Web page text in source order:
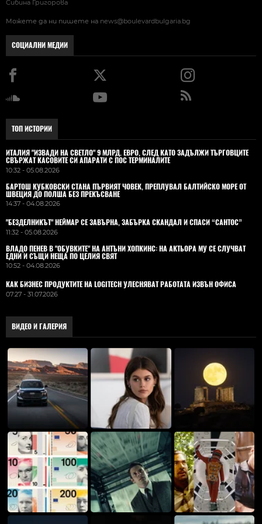
Сибина Григорова
Можете да ни пишете на news@boulevardbulgaria.bg
СОЦИАЛНИ МЕДИИ
ТОП ИСТОРИИ
ИТАЛИЯ "ИЗВАДИ НА СВЕТЛО" 9 МЛРД. ЕВРО, СЛЕД КАТО ЗАДЪЛЖИ ТЪРГОВЦИТЕ
СВЪРЖАТ КАСОВИТЕ СИ АПАРАТИ С ПОС ТЕРМИНАЛИТЕ
10:32 - 05.08.2026
БАРТОШ КУБКОВСКИ СТАНА ПЪРВИЯТ ЧОВЕК, ПРЕПЛУВАЛ БАЛТИЙСКО МОРЕ ОТ
ШВЕЦИЯ ДО ПОЛША БЕЗ ПРЕКЪСВАНЕ
14:37 - 04.08.2026
"БЕЗДЕЛНИКЪТ" НЕЙМАР СЕ ЗАВЪРНА, ЗАБЪРКА СКАНДАЛ И СПАСИ “САНТОС”
11:32 - 05.08.2026
ВЛАДO ПЕНЕВ В "ОБУВКИТЕ" НА АНТЪНИ ХОПКИНС: НА АКТЬОРА МУ СЕ СЛУЧВАТ
ЕДНИ И СЪЩИ НЕЩА ПО ЦЕЛИЯ СВЯТ
10:52 - 04.08.2026
КАК БИЗНЕС ПРОДУКТИТЕ НА LOGITECH УЛЕСНЯВАТ РАБОТАТА ИЗВЪН ОФИСА
07:27 - 31.07.2026
ВИДЕО И ГАЛЕРИЯ